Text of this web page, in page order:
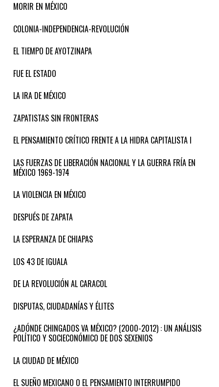
MORIR EN MÉXICO
COLONIA-INDEPENDENCIA-REVOLUCIÓN
EL TIEMPO DE AYOTZINAPA
FUE EL ESTADO
LA IRA DE MÉXICO
ZAPATISTAS SIN FRONTERAS
EL PENSAMIENTO CRÍTICO FRENTE A LA HIDRA CAPITALISTA I
LAS FUERZAS DE LIBERACIÓN NACIONAL Y LA GUERRA FRÍA EN
MÉXICO 1969-1974
LA VIOLENCIA EN MÉXICO
DESPUÉS DE ZAPATA
LA ESPERANZA DE CHIAPAS
LOS 43 DE IGUALA
DE LA REVOLUCIÓN AL CARACOL
DISPUTAS, CIUDADANÍAS Y ÉLITES
¿ADÓNDE CHINGADOS VA MÉXICO? (2000-2012) : UN ANÁLISIS
POLÍTICO Y SOCIECONÓMICO DE DOS SEXENIOS
LA CIUDAD DE MÉXICO
EL SUEÑO MEXICANO O EL PENSAMIENTO INTERRUMPIDO